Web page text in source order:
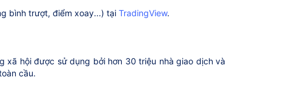
bình trượt, điểm xoay...) tại TradingView.
xã hội được sử dụng bởi hơn 30 triệu nhà giao dịch và
cầu.